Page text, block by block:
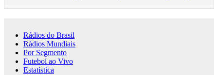
Rádios do Brasil
Rádios Mundiais
Por Segmento
Futebol ao Vivo
Estatística